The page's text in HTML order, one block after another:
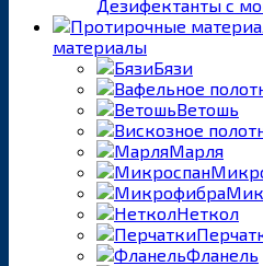
Дезифектанты с
материалы
Бязи
Ветошь
Марля
Неткол
Фланель